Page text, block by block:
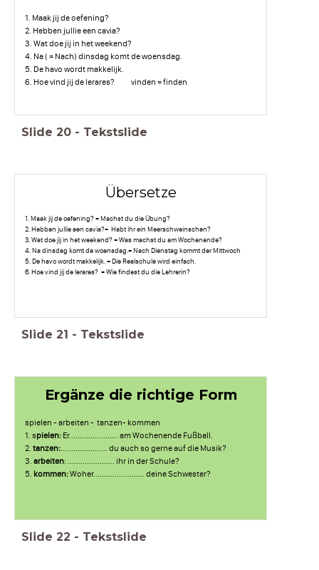
1. Maak jij de oefening?
2. Hebben jullie een cavia?
3. Wat doe jij in het weekend?
4. Na ( = Nach) dinsdag komt de woensdag.
5. De havo wordt makkelijk.
6. Hoe vind jij de lerares? vinden = finden
Slide 20 - Tekstslide
Übersetze
1. Maak jij de oefening? = Machst du die Übung?
2. Hebben jullie een cavia?= Habt ihr ein Meerschweinschen?
3. Wat doe jij in het weekend? = Was machst du am Wochenende?
4. Na dinsdag komt de woensdag.= Nach Dienstag kommt der Mittwoch
5. De havo wordt makkelijk. = Die Realschule wird einfach.
6. Hoe vind jij de lerares? = Wie findest du die Lehrerin?
Slide 21 - Tekstslide
Ergänze die richtige Form
spielen - arbeiten - tanzen- kommen
1. spielen:Er....................... am Wochenende Fußball.
2. tanzen:...................... du auch so gerne auf die Musik?
3. arbeiten: ...................... ihr in der Schule?
5. kommen:Woher........................ deine Schwester?
Slide 22 - Tekstslide